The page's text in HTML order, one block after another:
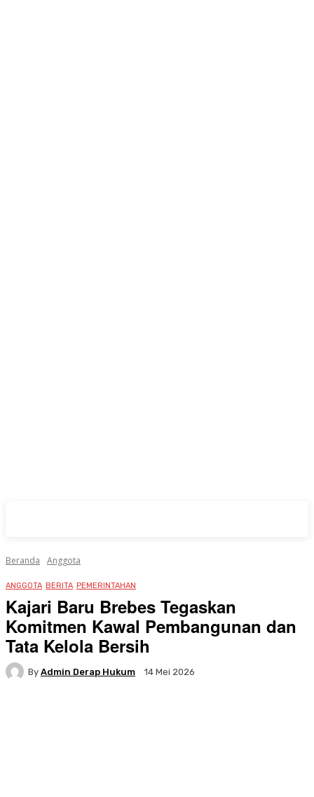
Beranda Anggota
ANGGOTA BERITA PEMERINTAHAN
Kajari Baru Brebes Tegaskan
Komitmen Kawal Pembangunan dan
Tata Kelola Bersih
By Admin Derap Hukum 14 Mei 2026